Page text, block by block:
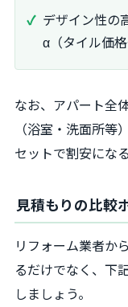
デザイン性の
α（タイル価
なお、アパート全
（浴室・洗面所等
セットで割安にな
見積もりの比較
リフォーム業者か
るだけでなく、下
しましょう。